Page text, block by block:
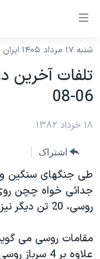
لینکهای
دسترسی
جهش
محتوای
اصلی
صفحه
اصلی
جهش
به
جستجو
نسخه سبک
موضوع ها
ایران
آمریکا
جهان
ورزشی
گزیده‌ها
ویژه برنامه‌ها
ویدیوها
برنامه های تلویزیونی
جدول برنامه ها
صفحه‌های ویژه
جام جهانی ۲۰۲۶
عملیات خشم حماسی
۲۵۰سالگی آمریکا
بایگانی برنامه‌های
فرکانس‌های صدای
پخش رادیویی
یادگیری زبان
شنبه ۱۷ مرداد ۱۴۰۵ ایران ۱۵:۵۱
06-08
۱۸ خرداد ۱۳۸۲
اشتراک
طی جنگهای سنگين و
جدائی خواه چچن روی
روسی، 20 تن ديگر نيز کشته شدند.
مقامات روسی می